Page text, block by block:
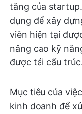
tăng của
dụng để xây
viên hiện tại
nâng cao kỹ
được tái cấu trúc.
Mục tiêu của
kinh doanh để